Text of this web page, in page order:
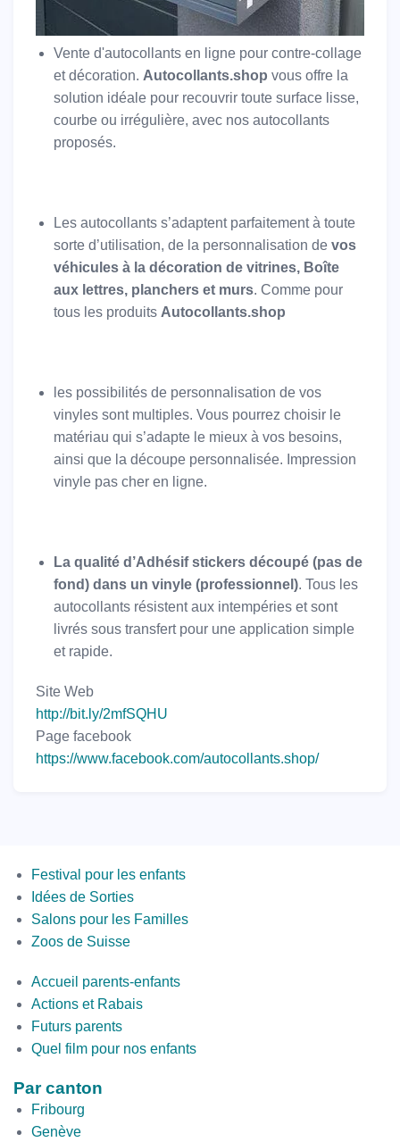
Vente d'autocollants en ligne pour contre-collage
et décoration. Autocollants.shop vous offre la
solution idéale pour recouvrir toute surface lisse,
courbe ou irrégulière, avec nos autocollants
proposés.
Les autocollants s’adaptent parfaitement à toute
sorte d’utilisation, de la personnalisation de vos
véhicules à la décoration de vitrines, Boîte
aux lettres, planchers et murs. Comme pour
tous les produits Autocollants.shop
les possibilités de personnalisation de vos
vinyles sont multiples. Vous pourrez choisir le
matériau qui s’adapte le mieux à vos besoins,
ainsi que la découpe personnalisée. Impression
vinyle pas cher en ligne.
La qualité d’Adhésif stickers découpé (pas de
fond) dans un vinyle (professionnel). Tous les
autocollants résistent aux intempéries et sont
livrés sous transfert pour une application simple
et rapide.
Site Web
http://bit.ly/2mfSQHU
Page facebook
https://www.facebook.com/autocollants.shop/
Menus
Festival pour les enfants
Idées de Sorties
Salons pour les Familles
Zoos de Suisse
Second
Bottom
Accueil parents-enfants
Actions et Rabais
Futurs parents
Quel film pour nos enfants
Par canton
Fribourg
Genève